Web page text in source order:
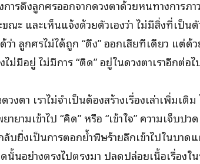
ารดึงลูกศรออกจากดวงตาด้วยหนทางการภ
ณะ และเห็นแจ้งด้วยตัวเองว่า ไม่มีสิ่งที่เป็น
ด้ว่า ลูกศรไม่ได้ถูก “ดึง” ออกเสียทีเดียว แต่
ไม่มีอยู่ ไม่มีการ “ติด” อยู่ในดวงตาเราอีกต่
งตา เราไม่จำเป็นต้องสร้างเรื่องเล่าเพิ่มเ
ยามเข้าไป “คิด” หรือ “เข้าใจ” ความเจ็บป
บยิ่งเป็นการตอกย้ำพิษร้ายลึกเข้าไปในบาด
นั้นอย่างตรงไปตรงมา ปลดปล่อยเนื้อเรื่อง